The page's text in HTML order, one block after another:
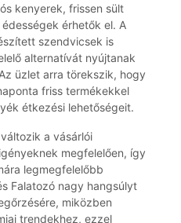
kenyerek, frissen sült
érhetők el. A
szendvicsek is
alternatívát nyújtanak
üzlet arra törekszik, hogy
friss termékekkel
étkezési lehetőségeit.
a vásárlói
megfelelően, így
legmegfelelőbb
Falatozó nagy hangsúlyt
miközben
trendekhez, ezzel